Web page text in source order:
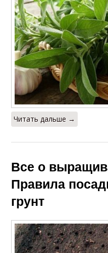
Читать дальше →
Все о
Правила
грунт